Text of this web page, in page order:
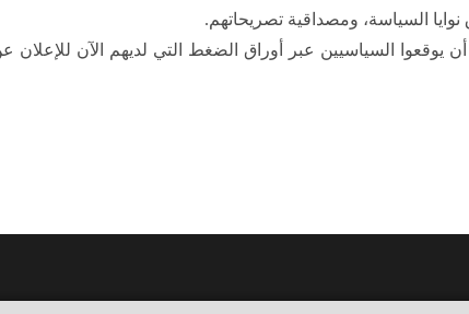
السياسة، ومصداقية تصريحاتهم.
السياسيين عبر أوراق الضغط التي لديهم الآن للإعلان